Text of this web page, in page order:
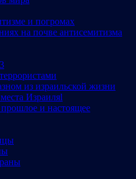
и погромах
на почве антисемитизма
из израильской жизни
Израиляl
и настоящее